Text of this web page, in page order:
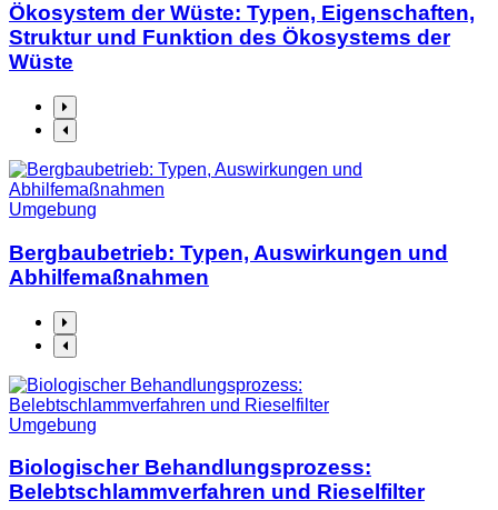
Ökosystem der Wüste: Typen, Eigenschaften,
Struktur und Funktion des Ökosystems der
Wüste
Umgebung
Bergbaubetrieb: Typen, Auswirkungen und
Abhilfemaßnahmen
Umgebung
Biologischer Behandlungsprozess:
Belebtschlammverfahren und Rieselfilter